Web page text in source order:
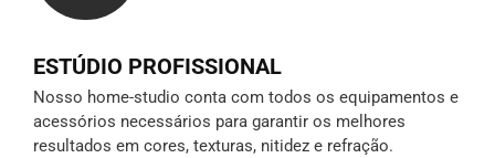
ESTÚDIO PROFISSIONAL
Nosso home-studio conta com todos os equipamentos e
acessórios necessários para garantir os melhores
resultados em cores, texturas, nitidez e refração.